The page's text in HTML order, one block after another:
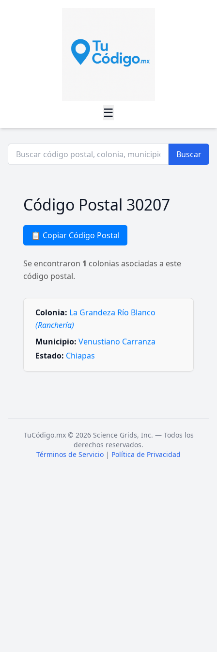
☰
Buscar
Código Postal 30207
📋 Copiar Código Postal
Se encontraron 1 colonias asociadas a este
código postal.
Colonia: La Grandeza Río Blanco
(Ranchería)
Municipio: Venustiano Carranza
Estado: Chiapas
TuCódigo.mx © 2026 Science Grids, Inc. — Todos los
derechos reservados.
Términos de Servicio | Política de Privacidad